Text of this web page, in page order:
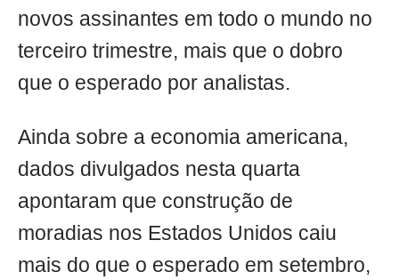
novos assinantes em todo o mundo no
terceiro trimestre, mais que o dobro
que o esperado por analistas.
Ainda sobre a economia americana,
dados divulgados nesta quarta
apontaram que construção de
moradias nos Estados Unidos caiu
mais do que o esperado em setembro,